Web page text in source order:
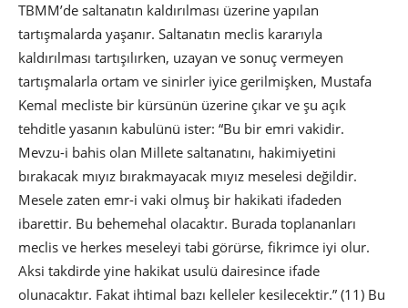
TBMM’de saltanatın kaldırılması üzerine yapılan
tartışmalarda yaşanır. Saltanatın meclis kararıyla
kaldırılması tartışılırken, uzayan ve sonuç vermeyen
tartışmalarla ortam ve sinirler iyice gerilmişken, Mustafa
Kemal mecliste bir kürsünün üzerine çıkar ve şu açık
tehditle yasanın kabulünü ister: “Bu bir emri vakidir.
Mevzu-i bahis olan Millete saltanatını, hakimiyetini
bırakacak mıyız bırakmayacak mıyız meselesi değildir.
Mesele zaten emr-i vaki olmuş bir hakikati ifadeden
ibarettir. Bu behemehal olacaktır. Burada toplananları
meclis ve herkes meseleyi tabi görürse, fikrimce iyi olur.
Aksi takdirde yine hakikat usulü dairesince ifade
olunacaktır. Fakat ihtimal bazı kelleler kesilecektir.” (11) Bu